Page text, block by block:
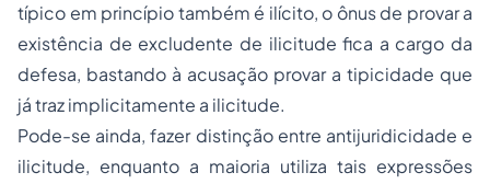
típico em princípio também é ilícito, o ônus de provar a
existência de excludente de ilicitude fica a cargo da
defesa, bastando à acusação provar a tipicidade que
já traz implicitamente a ilicitude.
Pode-se ainda, fazer distinção entre antijuridicidade e
ilicitude, enquanto a maioria utiliza tais expressões